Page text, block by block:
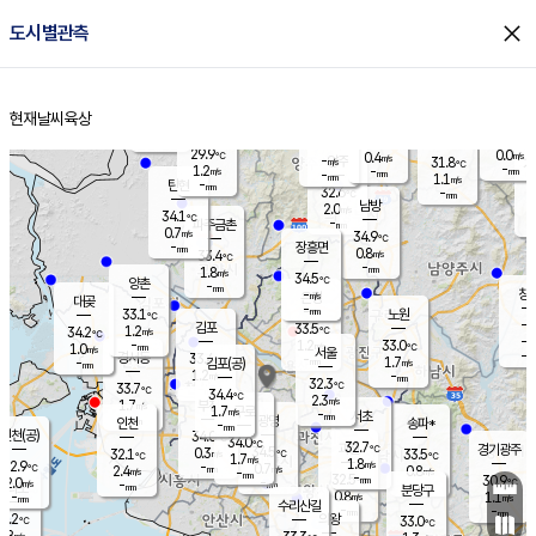
도시별관측 close
홈
현재날씨 육상
의도
℃
양주
32.6℃
2.0
-mm
과천
32.5℃
0.8m/s
- mm
경기광주
30.9℃
1.1m/s
-mm
경서동
33.7℃
1.7 m/s
-mm
파주금촌
33.4℃
1.8m/s
-mm
31.8℃
1.1 m/s
-mm
대곶
34.2℃
1.0m/s
-mm
창
-
-m/
-
탄현
34.1℃
0.7m/s
-mm
0.0m/s
-mm
의왕
김포
33.4℃
1.2 m/s
mm
광명
34.5 ℃
0.7 m/s
-mm
부천
34.0℃
0.3m/s
-mm
양촌
33.1℃
1.2m/s
-mm
구로
34.0℃
1.7m/s
-mm
은평
33.5℃
1.2 m/s
- mm
노원
33.0℃
1.7m/s
-mm
송파*
33.5℃
0.8m/s
-mm
서초
32.7℃
1.8m/s
-mm
남방
34.9℃
0.8m/s
-mm
수리산길
분당구
33.0℃
장흥면
34.5℃
-m/s
-mm
-m/s
-mm
인천(공)
32.9℃
2.0m/s
-mm
김포(공)
34.4℃
1.7m/s
-mm
인천
32.1℃
2.4m/s
-mm
서울
32.3℃
2.3m/s
-mm
29.9℃
1.2m/s
-mm
0.4m/s
-mm